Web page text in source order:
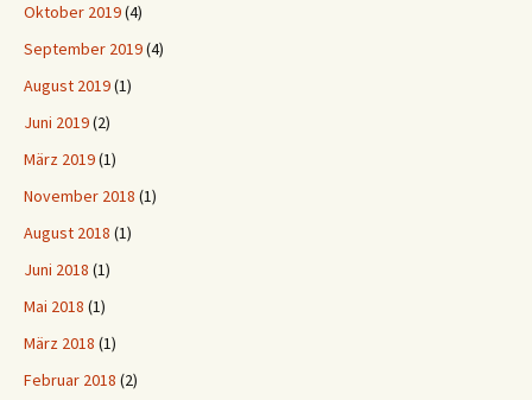
Oktober 2019(4)
September 2019(4)
August 2019(1)
Juni 2019(2)
März 2019(1)
November 2018 (1)
August 2018 (1)
Juni 2018 (1)
Mai 2018 (1)
März 2018 (1)
Februar 2018 (2)